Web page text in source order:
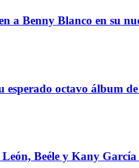
a Benny Blanco en su
esperado octavo álbum
Beéle y Kany